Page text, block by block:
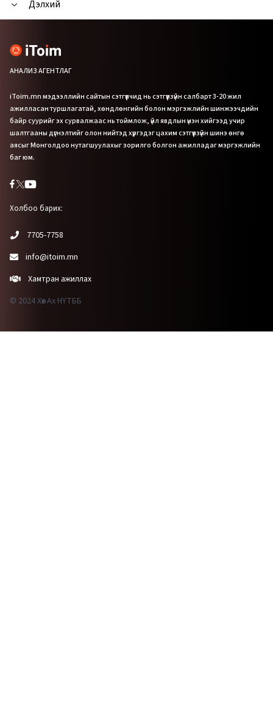
Дэлхий
АНАЛИЗ АГЕНТЛАГ
iToim.mn мэдээллийн сайтын сэтгүүлчид нь сэтгүүлзүйн салбарт 3-20 жил
ажилласан туршлагатай, хөндлөнгийн болон мэргэжлийн шинжээчдийн
байр суурийг эх сурвалжаас нь тоймлож, үйл явдлын үнэн хийгээд учир
шалтгааны дүгнэлтийг олон нийтэд хүргэдэг цахим сэтгүүлзүйн шинэ өнгө
аясыг Монголдоо нутагшуулахыг зорилго болгон ажилладаг мэргэжлийн
баг юм.
Холбоо барих:
7705-7758
info@itoim.mn
Хамтран ажиллах
© 2024 Хөх Ах НҮТББ